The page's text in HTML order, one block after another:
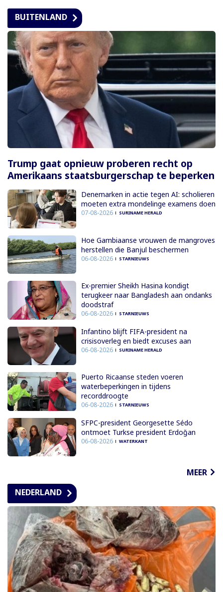
BUITENLAND
Trump gaat opnieuw proberen recht op
Amerikaans staatsburgerschap te beperken
Denemarken in actie tegen AI: scholieren
moeten extra mondelinge examens doen
07-08-2026 SURINAME HERALD
Hoe Gambiaanse vrouwen de mangroves
herstellen die Banjul beschermen
06-08-2026 STARNIEUWS
Ex-premier Sheikh Hasina kondigt
terugkeer naar Bangladesh aan ondanks
doodstraf
06-08-2026 STARNIEUWS
Infantino blijft FIFA-president na
crisisoverleg en biedt excuses aan
06-08-2026 SURINAME HERALD
Puerto Ricaanse steden voeren
waterbeperkingen in tijdens
recorddroogte
06-08-2026 STARNIEUWS
SFPC-president Georgesette Sédo
ontmoet Turkse president Erdoğan
06-08-2026 WATERKANT
MEER
NEDERLAND